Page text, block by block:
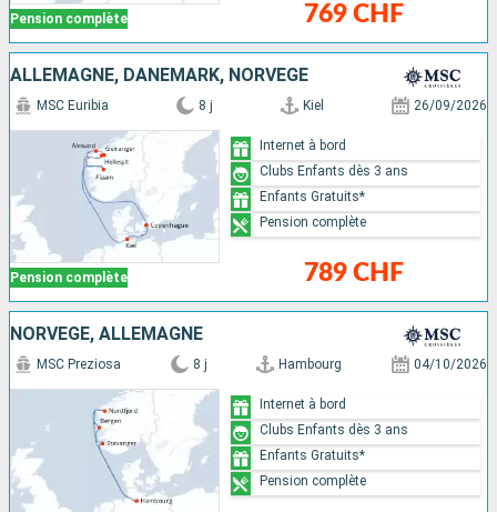
Pension complète 769 CHF
ALLEMAGNE, DANEMARK, NORVÈGE
Pension complète
MSC Euribia 8 j Kiel 26/09/2026
789 CHF
Internet à bord
Clubs Enfants dès 3 ans
Enfants Gratuits*
Pension complète
NORVÈGE, ALLEMAGNE
MSC Preziosa 8 j Hambourg 04/10/2026
Internet à bord
Clubs Enfants dès 3 ans
Enfants Gratuits*
Pension complète